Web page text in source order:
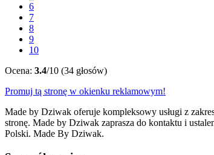
6
7
8
9
10
Ocena: 3.4/10 (34 głosów)
Promuj tą stronę w okienku reklamowym!
Made by Dziwak oferuje kompleksowy usługi z
stronę. Made by Dziwak zaprasza do kontaktu i
Polski. Made By Dziwak.